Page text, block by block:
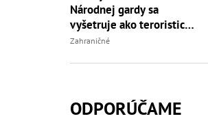
Národnej gardy sa
vyšetruje ako teroristický
čin
Zahraničné
ODPORÚČAME